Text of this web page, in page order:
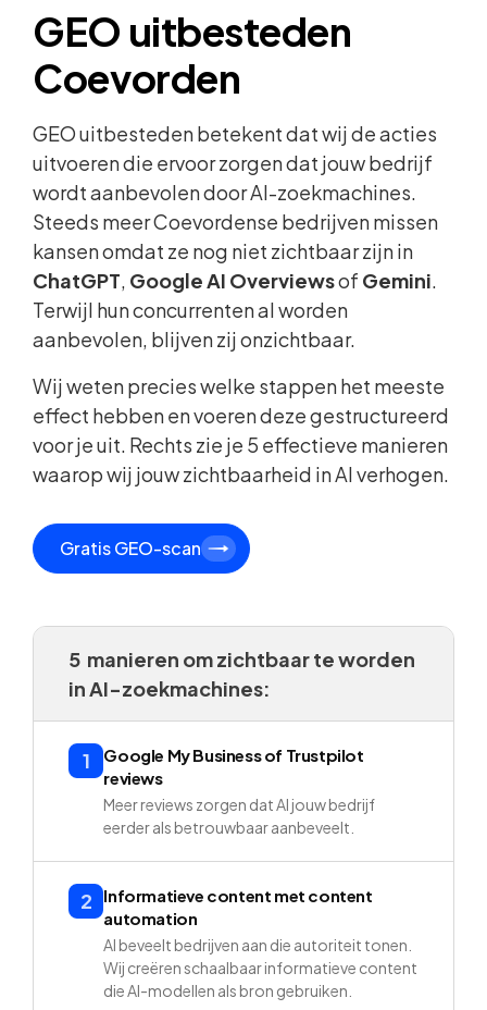
GEO uitbesteden
Coevorden
GEO uitbesteden betekent dat wij de acties
uitvoeren die ervoor zorgen dat jouw bedrijf
wordt aanbevolen door AI-zoekmachines.
Steeds meer Coevordense bedrijven missen
kansen omdat ze nog niet zichtbaar zijn in
ChatGPT, Google AI Overviewsof Gemini.
Terwijl hun concurrenten al worden
aanbevolen, blijven zij onzichtbaar.
Wij weten precies welke stappen het meeste
effect hebben en voeren deze gestructureerd
voor je uit. Rechts zie je 5 effectieve manieren
waarop wij jouw zichtbaarheid in AI verhogen.
Gratis GEO-scan
5 manieren om zichtbaar te worden
in AI-zoekmachines:
1
Google My Business of Trustpilot
reviews
Meer reviews zorgen dat AI jouw bedrijf
eerder als betrouwbaar aanbeveelt.
2
Informatieve content met content
automation
AI beveelt bedrijven aan die autoriteit tonen.
Wij creëren schaalbaar informatieve content
die AI-modellen als bron gebruiken.